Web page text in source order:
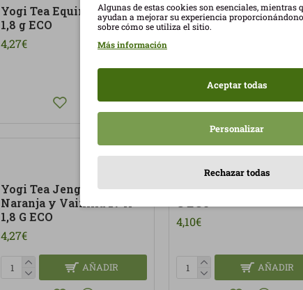
Yogi Tea Equinácea 17 x
1,8 g ECO
4,27€
Yogi Tea Felicidad 17
1,8 g ECO
Yogi Tea Jengibre,
Naranja y Vainilla 17 X
1,8 G ECO
4,27€
AÑADIR
Yogi Tea Navidad 17
G ECO
4,10€
AÑADIR
Algunas de estas cookies son esenciales, mientras
ayudan a mejorar su experiencia
sobre cómo se utiliza el sitio.
Más información
Aceptar todas
Personalizar
Rechazar todas